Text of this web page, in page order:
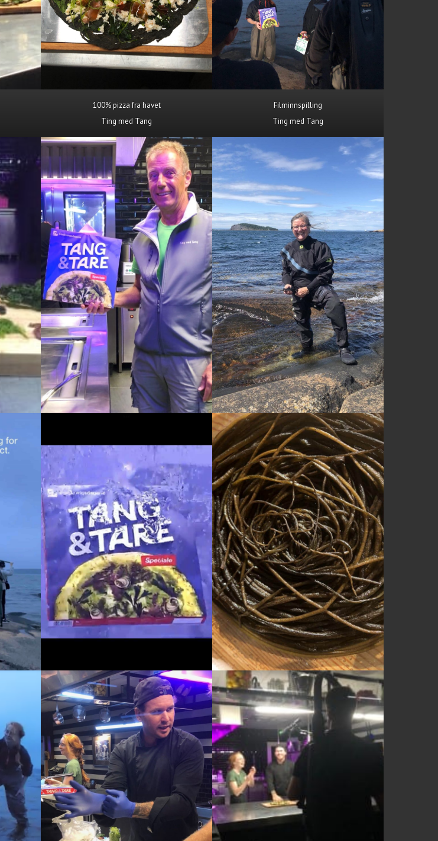
100% pizza fra havet
Ting med Tang
Filminnspilling
Ting med Tang